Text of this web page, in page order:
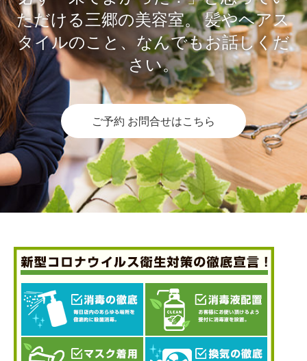
ただける三郷の美容室。髪やヘアス
タイルのこと、なんでもお話しくだ
さい。
ご予約 お問合せはこちら